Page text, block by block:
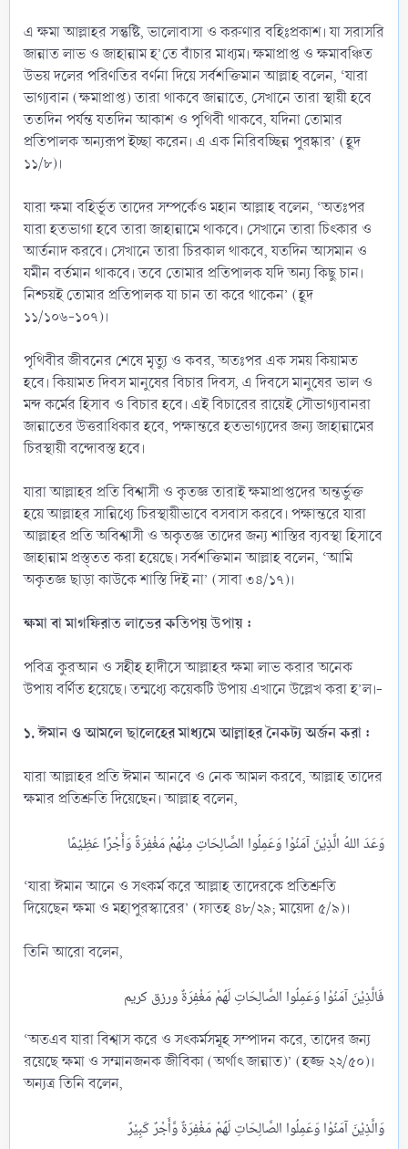
এ ক্ষমা আল্লাহর সন্তুষ্টি, ভালোবাসা ও করুণার বহিঃপ্রকাশ। যা সরাসরি
জান্নাত লাভ ও জাহান্নাম হ’তে বাঁচার মাধ্যম। ক্ষমাপ্রাপ্ত ও ক্ষমাবঞ্চিত
উভয় দলের পরিণতির বর্ণনা দিয়ে সর্বশক্তিমান আল্লাহ বলেন, ‘যারা
ভাগ্যবান (ক্ষমাপ্রাপ্ত) তারা থাকবে জান্নাতে, সেখানে তারা স্থায়ী হবে
ততদিন পর্যন্ত যতদিন আকাশ ও পৃথিবী থাকবে, যদিনা তোমার
প্রতিপালক অন্যরূপ ইচ্ছা করেন। এ এক নিরিবচ্ছিন্ন পুরষ্কার’ (হূদ
১১/৮)।
যারা ক্ষমা বহির্ভূত তাদের সম্পর্কেও মহান আল্লাহ বলেন, ‘অতঃপর
যারা হতভাগা হবে তারা জাহান্নামে থাকবে। সেখানে তারা চিৎকার ও
আর্তনাদ করবে। সেখানে তারা চিরকাল থাকবে, যতদিন আসমান ও
যমীন বর্তমান থাকবে। তবে তোমার প্রতিপালক যদি অন্য কিছু চান।
নিশ্চয়ই তোমার প্রতিপালক যা চান তা করে থাকেন’ (হূদ
১১/১০৬-১০৭)।
পৃথিবীর জীবনের শেষে মৃত্যু ও কবর, অতঃপর এক সময় কিয়ামত
হবে। কিয়ামত দিবস মানুষের বিচার দিবস, এ দিবসে মানুষের ভাল ও
মন্দ কর্মের হিসাব ও বিচার হবে। এই বিচারের রায়েই সৌভাগ্যবানরা
জান্নাতের উত্তরাধিকার হবে, পক্ষান্তরে হতভাগ্যদের জন্য জাহান্নামের
চিরস্থায়ী বন্দোবস্ত হবে।
যারা আল্লাহর প্রতি বিশ্বাসী ও কৃতজ্ঞ তারাই ক্ষমাপ্রাপ্তদের অন্তর্ভুক্ত
হয়ে আল্লাহর সান্নিধ্যে চিরস্থায়ীভাবে বসবাস করবে। পক্ষান্তরে যারা
আল্লাহর প্রতি অবিশ্বাসী ও অকৃতজ্ঞ তাদের জন্য শাস্তির ব্যবস্থা হিসাবে
জাহান্নাম প্রস্ত্তত করা হয়েছে। সর্বশক্তিমান আল্লাহ বলেন, ‘আমি
অকৃতজ্ঞ ছাড়া কাউকে শাস্তি দিই না’ (সাবা ৩৪/১৭)।
ক্ষমা বা মাগফিরাত লাভের কতিপয় উপায় :
পবিত্র কুরআন ও সহীহ হাদীসে আল্লাহর ক্ষমা লাভ করার অনেক
উপায় বর্ণিত হয়েছে। তন্মধ্যে কয়েকটি উপায় এখানে উল্লেখ করা হ’ল।-
১. ঈমান ও আমলে ছালেহের মাধ্যমে আল্লাহর নৈকট্য অর্জন করা :
যারা আল্লাহর প্রতি ঈমান আনবে ও নেক আমল করবে, আল্লাহ তাদের
ক্ষমার প্রতিশ্রুতি দিয়েছেন। আল্লাহ বলেন,
‘যারা ঈমান আনে ও সৎকর্ম করে আল্লাহ তাদেরকে প্রতিশ্রুতি
দিয়েছেন ক্ষমা ও মহাপুরস্কারের’ (ফাতহ ৪৮/২৯; মায়েদা ৫/৯)।
তিনি আরো বলেন,
‘অতএব যারা বিশ্বাস করে ও সৎকর্মসমূহ সম্পাদন করে, তাদের জন্য
রয়েছে ক্ষমা ও সম্মানজনক জীবিকা (অর্থাৎ জান্নাত)’ (হজ্জ ২২/৫০)।
অন্যত্র তিনি বলেন,